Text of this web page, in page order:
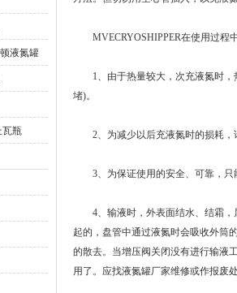
液氮罐
瓦瓶
MVECRYOSHIPPER在使用过程
1、由于热量较大，次充液氮时，
堵)。
2、为减少以后充液氮时的损耗，
3、为保证使用的安全、可靠，只
4、输液时，外表面结水、结霜，
起的，盘管中通过液氮时会吸收外筒
的散去。当增压阀关闭没有进行输液
用了。应找液氮罐厂家维修或作报废